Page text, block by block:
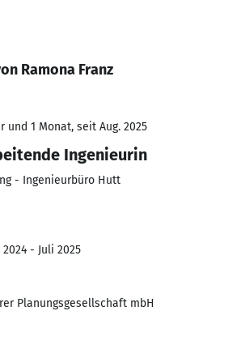
Ramona Franz
und 1 Monat, seit Aug. 2025
Ingenieurin
- Ingenieurbüro Hutt
- Juli 2025
Planungsgesellschaft mbH